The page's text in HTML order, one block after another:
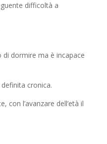
difficoltà a
di dormire ma è incapace
cronica.
con l’avanzare dell’età il